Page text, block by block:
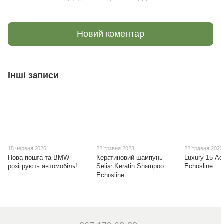
Новий коментар
Інші записи
15 червня 2026
Нова пошта та BMW
розігрують автомобіль!
22 травня 2023
Кератиновий шампунь
Seliar Keratin Shampoo
Echosline
22 травня
Luxury 15
Echosline